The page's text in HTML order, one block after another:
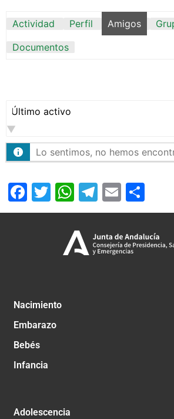
Actividad Perfil Amigos
Documentos
Mostrar:
Lo sentimos, no hemos
Facebook
Twitter
WhatsApp
Telegram
Email
Nacimiento
Embarazo
Bebés
Infancia
Adolescencia